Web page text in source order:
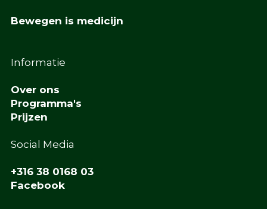
Bewegen is medicijn
Informatie
Over ons
Programma's
Prijzen
Social Media
+316 38 0168 03
Facebook